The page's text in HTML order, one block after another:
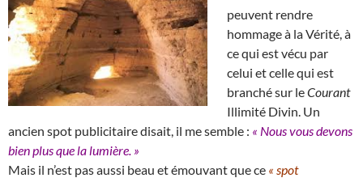
peuvent rendre
hommage à la Vérité, à
ce qui est vécu par
celui et celle qui est
branché sur leCourant
Illimité Divin. Un
ancien spot publicitaire disait, il me semble : « Nous vous devons
bien plus que la lumière. »
Mais il n’est pas aussi beau et émouvant que ce « spot